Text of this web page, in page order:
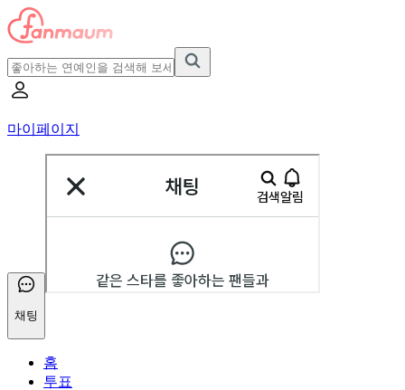
마이페이지
채팅
홈
투표